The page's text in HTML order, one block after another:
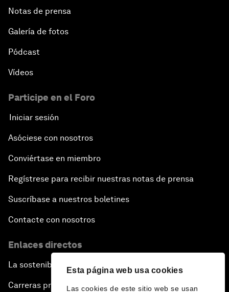
Esta página web usa cookies
Las cookies de este sitio web se usan
Notas de prensa
Galería de fotos
Pódcast
Vídeos
Participe en el Foro
Iniciar sesión
Asóciese con nosotros
Conviértase en miembro
Regístrese para recibir nuestras notas de prensa
Suscríbase a nuestros boletines
Contacte con nosotros
Enlaces directos
La sostenibilidad en el Foro
Carreras profesionales